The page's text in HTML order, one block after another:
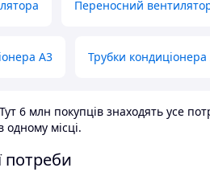
Переносний
А3 Трубки
6 млн покупців знаходять усе
одному місці.
потреби